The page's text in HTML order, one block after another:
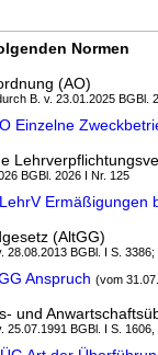
Normen
(AO)
B. v. 23.01.2025 BGBl.
Einzelne
BGBl. 2026 I Nr. 125
Ermäßigungen
(AltGG)
28.08.2013 BGBl. I S.
Anspruch (vom
und
25.07.1991 BGBl. I S.